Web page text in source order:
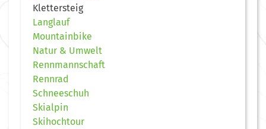
Klettersteig
Langlauf
Mountainbike
Natur & Umwelt
Rennmannschaft
Rennrad
Schneeschuh
Skialpin
Skihochtour